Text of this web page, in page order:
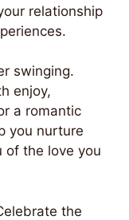
relationship
swinging.
enjoy,
a romantic
you nurture
of the love you
the